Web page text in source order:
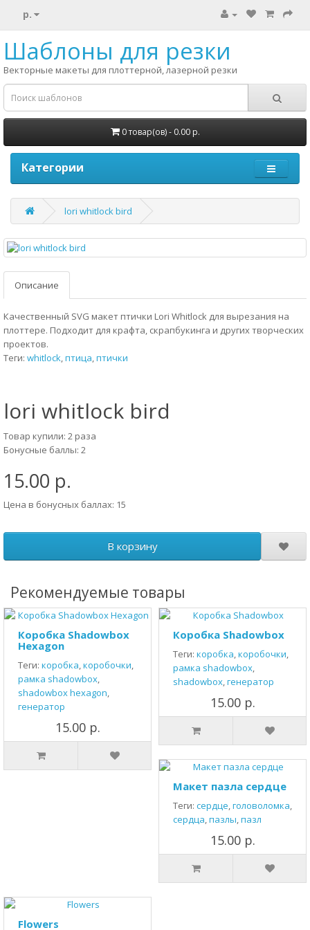
р.
Шаблоны для резки
Векторные макеты для плоттерной, лазерной резки
0 товар(ов) - 0.00 р.
Категории
lori whitlock bird
Описание
Качественный SVG макет птички Lori Whitlock для вырезания на
плоттере. Подходит для крафта, скрапбукинга и других творческих
проектов.
Теги: whitlock,птица,птички
lori whitlock bird
Товар купили: 2 раза
Бонусные баллы: 2
15.00 р.
Цена в бонусных баллах: 15
В корзину
Рекомендуемые товары
Коробка Shadowbox
Hexagon
Теги: коробка,коробочки,
рамка shadowbox,
shadowbox hexagon,
генератор
15.00 р.
Коробка Shadowbox
Теги: коробка,коробочки,
рамка shadowbox,
shadowbox,генератор
15.00 р.
Макет пазла сердце
Теги: сердце,головоломка,
сердца,пазлы,пазл
15.00 р.
Flowers